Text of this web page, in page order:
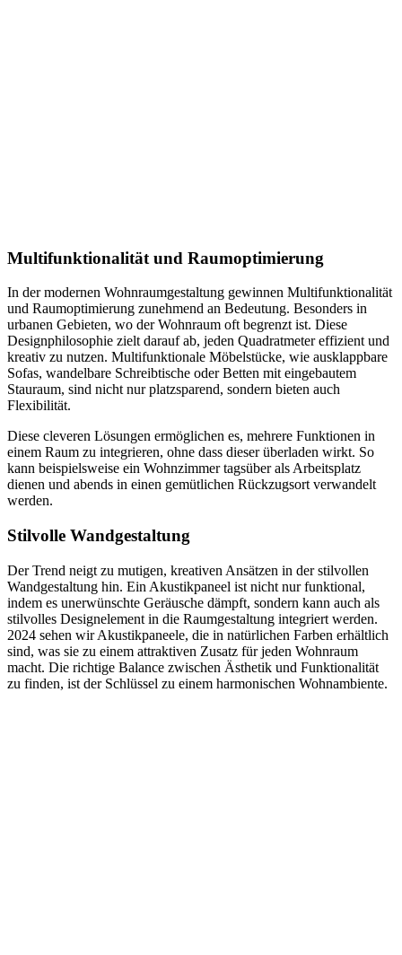
Multifunktionalität und Raumoptimierung
In der modernen Wohnraumgestaltung gewinnen Multifunktionalität
und Raumoptimierung zunehmend an Bedeutung. Besonders in
urbanen Gebieten, wo der Wohnraum oft begrenzt ist. Diese
Designphilosophie zielt darauf ab, jeden Quadratmeter effizient und
kreativ zu nutzen. Multifunktionale Möbelstücke, wie ausklappbare
Sofas, wandelbare Schreibtische oder Betten mit eingebautem
Stauraum, sind nicht nur platzsparend, sondern bieten auch
Flexibilität.
Diese cleveren Lösungen ermöglichen es, mehrere Funktionen in
einem Raum zu integrieren, ohne dass dieser überladen wirkt. So
kann beispielsweise ein Wohnzimmer tagsüber als Arbeitsplatz
dienen und abends in einen gemütlichen Rückzugsort verwandelt
werden.
Stilvolle Wandgestaltung
Der Trend neigt zu mutigen, kreativen Ansätzen in der stilvollen
Wandgestaltung hin. Ein Akustikpaneel ist nicht nur funktional,
indem es unerwünschte Geräusche dämpft, sondern kann auch als
stilvolles Designelement in die Raumgestaltung integriert werden.
2024 sehen wir Akustikpaneele, die in natürlichen Farben erhältlich
sind, was sie zu einem attraktiven Zusatz für jeden Wohnraum
macht. Die richtige Balance zwischen Ästhetik und Funktionalität
zu finden, ist der Schlüssel zu einem harmonischen Wohnambiente.